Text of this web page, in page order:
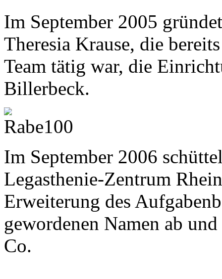
Im September 2005
Theresia Krause, die
Team tätig war, die
Billerbeck.
Im September 2006
Legasthenie-Zentrum
Erweiterung des
gewordenen Namen ab
Co.